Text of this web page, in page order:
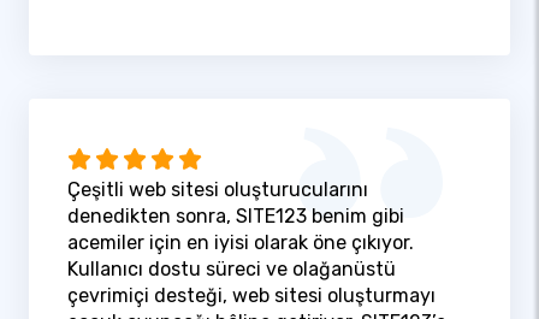
Çeşitli web sitesi oluşturucularını
denedikten sonra, SITE123 benim gibi
acemiler için en iyisi olarak öne çıkıyor.
Kullanıcı dostu süreci ve olağanüstü
çevrimiçi desteği, web sitesi oluşturmayı